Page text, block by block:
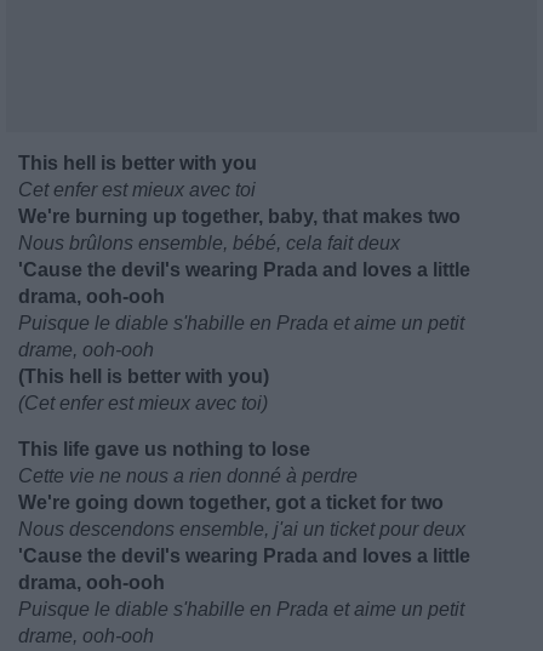
This hell is better with you
Cet enfer est mieux avec toi
We're burning up together, baby, that makes two
Nous brûlons ensemble, bébé, cela fait deux
'Cause the devil's wearing Prada and loves a little
drama, ooh-ooh
Puisque le diable s'habille en Prada et aime un petit
drame, ooh-ooh
(This hell is better with you)
(Cet enfer est mieux avec toi)
This life gave us nothing to lose
Cette vie ne nous a rien donné à perdre
We're going down together, got a ticket for two
Nous descendons ensemble, j'ai un ticket pour deux
'Cause the devil's wearing Prada and loves a little
drama, ooh-ooh
Puisque le diable s'habille en Prada et aime un petit
drame, ooh-ooh